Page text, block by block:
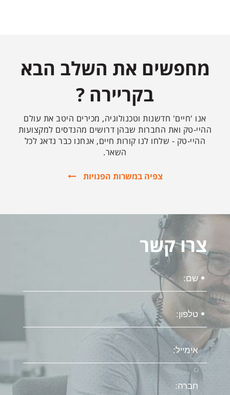
מחפשים את השלב הבא
בקריירה ?
אנו 'חיים' חדשנות וטכנולוגיה, מכירים היטב את עולם
ההיי-טק ואת החברות שבהן דרושים מהנדסים למקצועות
ההיי-טק - שלחו לנו קורות חיים, אנחנו כבר נדאג לכל
השאר.
צפיה במשרות הפנויות
צרו קשר